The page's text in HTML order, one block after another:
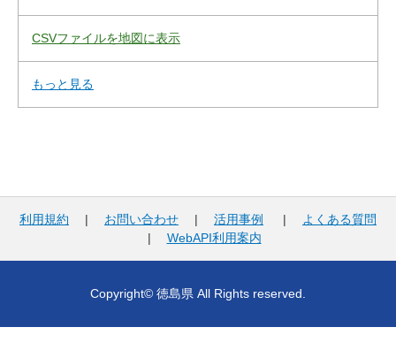
CSVファイルを地図に表示
もっと見る
利用規約 | お問い合わせ | 活用事例 |
よくある質問
| WebAPI利用案内
Copyright© 徳島県 All Rights reserved.